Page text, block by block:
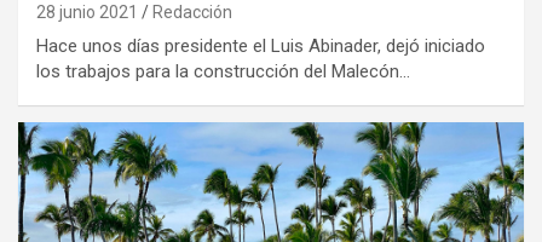
28 junio 2021 Redacción
Hace unos días presidente el Luis Abinader, dejó iniciado
los trabajos para la construcción del Malecón…